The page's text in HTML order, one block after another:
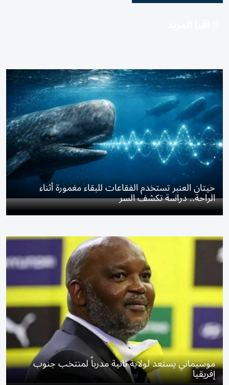
حيتان العنبر تستخدم الفقاعات للبقاء مغمورة أثناء
الراحة.. دراسة تكشف السر
موسيماني يستعد لولاية ثانية مدرباً لمنتخب جنوب
إفريقيا